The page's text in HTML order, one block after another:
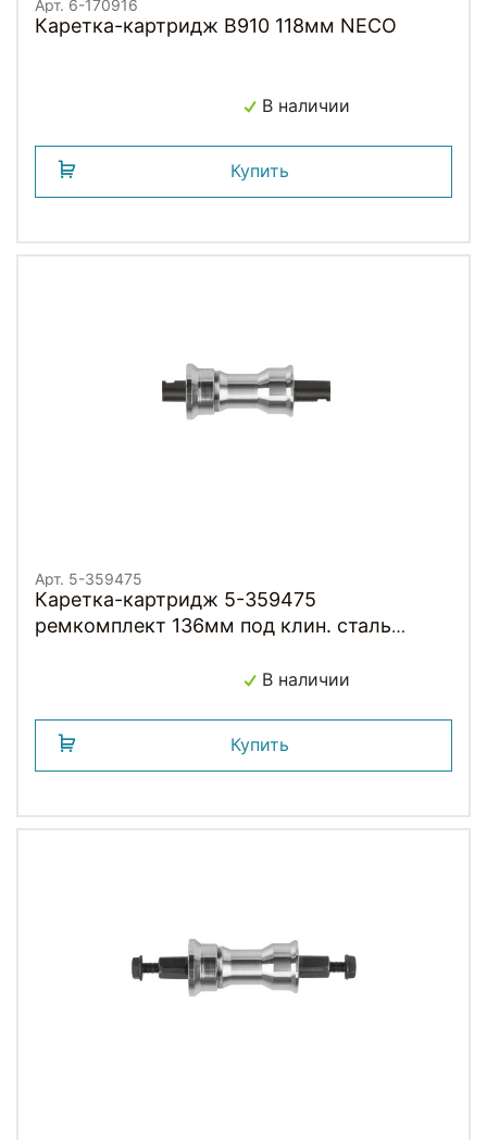
Арт. 6-170916
Каретка-картридж B910 118мм NECO
В наличии
Купить
Арт. 5-359475
Каретка-картридж 5-359475
ремкомплект 136мм под клин. сталь
В наличии
Купить